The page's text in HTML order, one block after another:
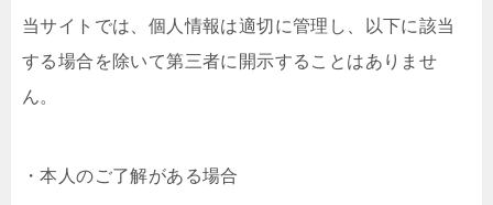
当サイトでは、個人情報は適切に管理し、以下に該当
する場合を除いて第三者に開示することはありませ
ん。
・本人のご了解がある場合